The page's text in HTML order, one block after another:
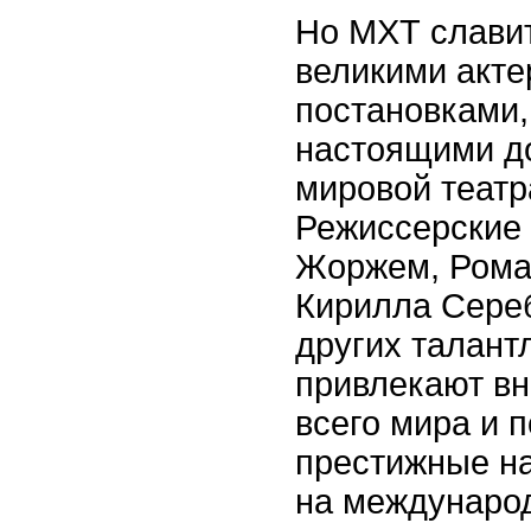
Но МХТ
великими
настоящими
мировой
Жоржем,
Кирилла
других
привлекают
всего мира и
престижные
на